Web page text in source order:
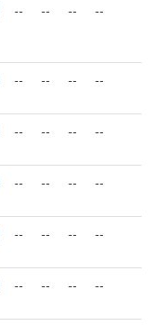
-- -- -- --
-- -- -- --
-- -- -- --
-- -- -- --
-- -- -- --
-- -- -- --